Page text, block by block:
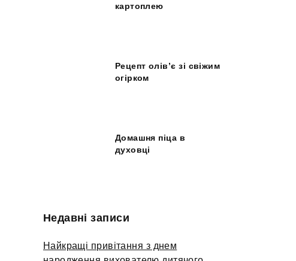
картоплею
Рецепт олів’є зі свіжим
огірком
Домашня піца в
духовці
Недавні записи
Найкращі привітання з днем